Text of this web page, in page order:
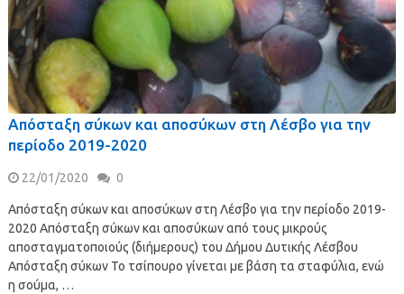
Απόσταξη σύκων και αποσύκων στη Λέσβο για την
περίοδο 2019-2020
22/01/2020 0
Απόσταξη σύκων και αποσύκων στη Λέσβο για την περίοδο 2019-
2020 Απόσταξη σύκων και αποσύκων από τους μικρούς
αποσταγματοποιούς (διήμερους) του Δήμου Δυτικής Λέσβου
Απόσταξη σύκων Το τσίπουρο γίνεται με βάση τα σταφύλια, ενώ
η σούμα, …